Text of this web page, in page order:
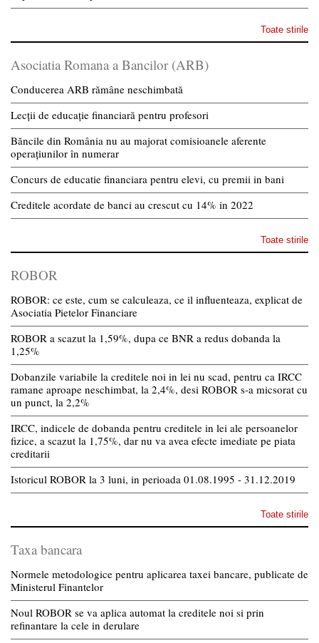
Toate stirile
Asociatia Romana a Bancilor (ARB)
Conducerea ARB rămâne neschimbată
Lecții de educație financiară pentru profesori
Băncile din România nu au majorat comisioanele aferente
operațiunilor în numerar
Concurs de educatie financiara pentru elevi, cu premii in bani
Creditele acordate de banci au crescut cu 14% in 2022
Toate stirile
ROBOR
ROBOR: ce este, cum se calculeaza, ce il influenteaza, explicat de
Asociatia Pietelor Financiare
ROBOR a scazut la 1,59%, dupa ce BNR a redus dobanda la
1,25%
Dobanzile variabile la creditele noi in lei nu scad, pentru ca IRCC
ramane aproape neschimbat, la 2,4%, desi ROBOR s-a micsorat cu
un punct, la 2,2%
IRCC, indicele de dobanda pentru creditele in lei ale persoanelor
fizice, a scazut la 1,75%, dar nu va avea efecte imediate pe piata
creditarii
Istoricul ROBOR la 3 luni, in perioada 01.08.1995 - 31.12.2019
Toate stirile
Taxa bancara
Normele metodologice pentru aplicarea taxei bancare, publicate de
Ministerul Finantelor
Noul ROBOR se va aplica automat la creditele noi si prin
refinantare la cele in derulare